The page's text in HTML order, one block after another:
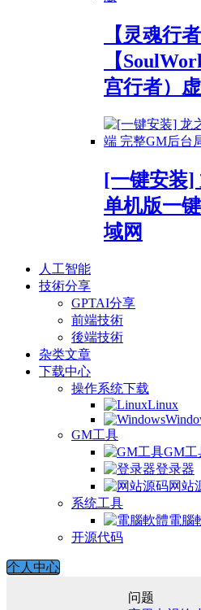
【灵魂行
【
宫行者）
[一键安装]
单机版一
域网
人工智能
技術分享
GPTAI分享
前端技術
後端技術
杂类文章
下载中心
操作系统下载
Linux
GM工具
GM工
登录器
网站
系统工具
電腦
开源代码
个人中心
问题